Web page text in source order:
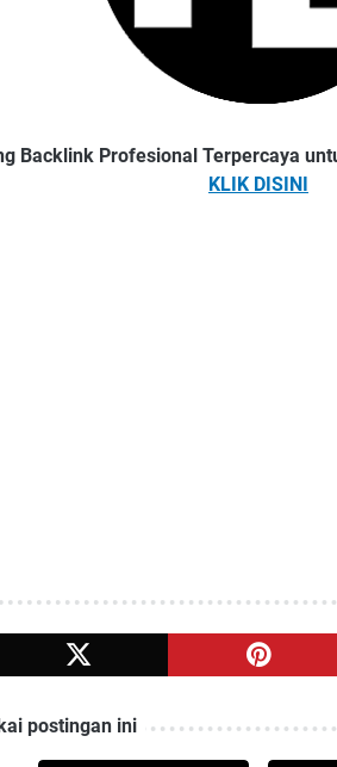
Backlink Profesional Terpercaya
KLIK DISINI
postingan ini